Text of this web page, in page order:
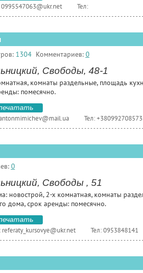
0995547063@ukr.net Тел:
1304 Комментариев: 0
Свободы, 48-1
комнаты раздельные, площадь
помесячно.
Тел: +380992708573
0
Свободы , 51
новострой, 2-х комнатная, комнаты
дома, срок аренды: помесячно.
referaty_kursovye@ukr.net Тел: 0953848141